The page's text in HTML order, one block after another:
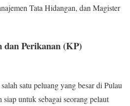
Tata Hidangan, dan Magister
Perikanan (KP)
satu peluang yang besar di Pulau
untuk sebagai seorang pelaut